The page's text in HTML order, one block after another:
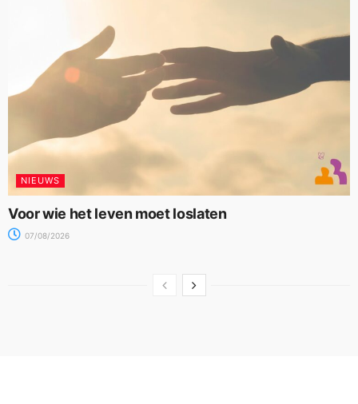
NIEUWS
Voor wie het leven moet loslaten
07/08/2026